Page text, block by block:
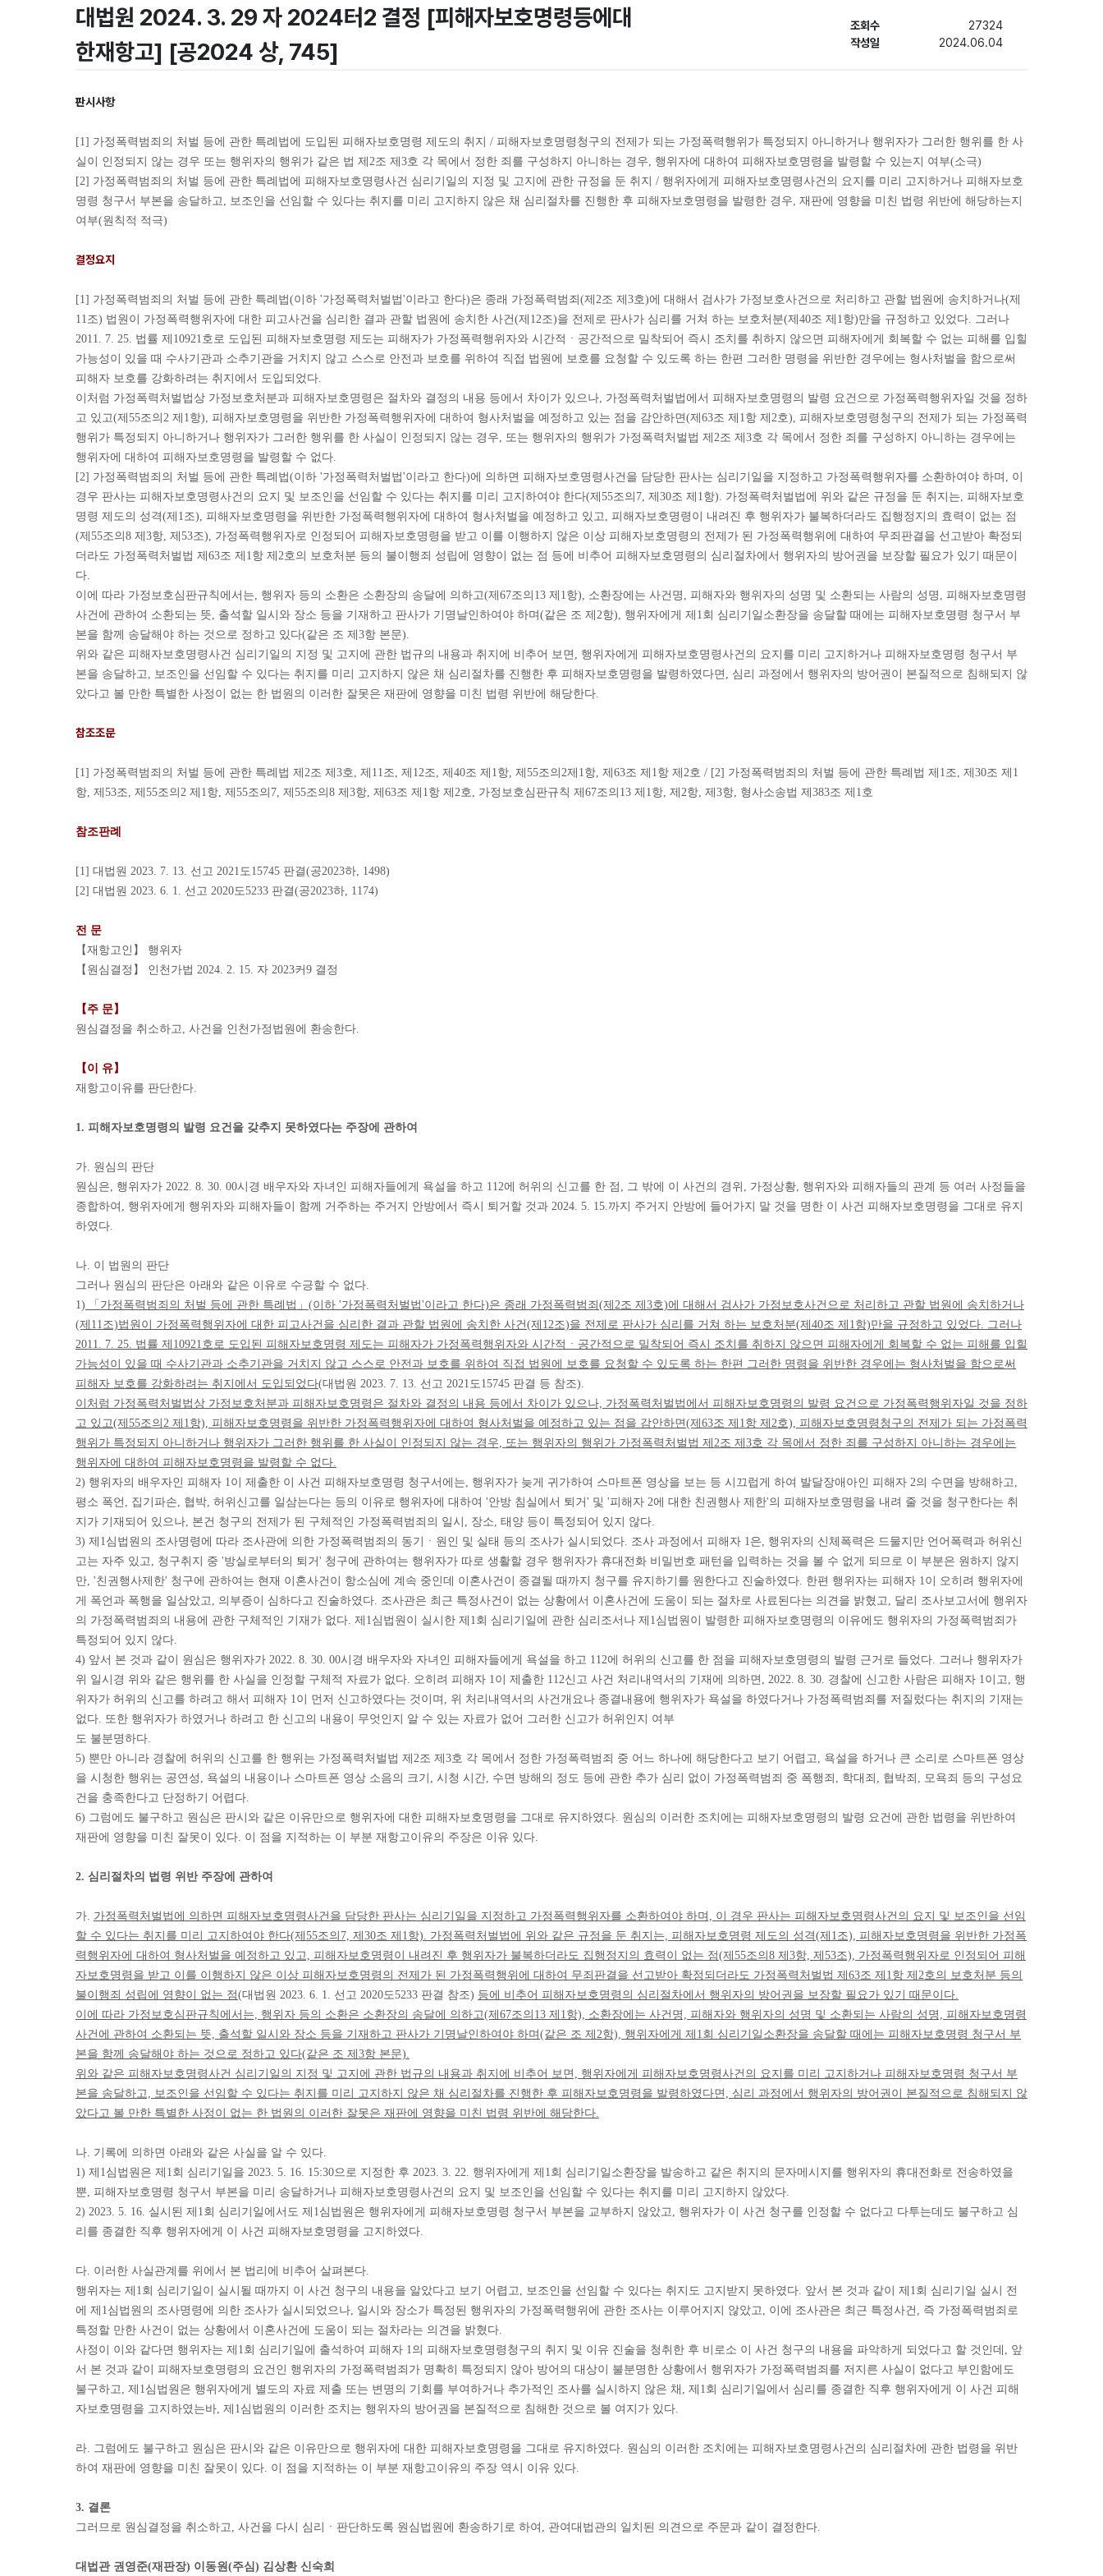
대법원 2024. 3. 29 자 2024터2 결정 [피해자보호명령등에대
한재항고] [공2024 상, 745]
조회수
27324
작성일
2024.06.04
판시사항
[1] 가정폭력범죄의 처벌 등에 관한 특례법에 도입된 피해자보호명령 제도의 취지 / 피해자보호명령청구의 전제가 되는 가정폭력행위가 특정되지 아니하거나 행위자가 그러한 행위를 한 사
실이 인정되지 않는 경우 또는 행위자의 행위가 같은 법 제2조 제3호 각 목에서 정한 죄를 구성하지 아니하는 경우, 행위자에 대하여 피해자보호명령을 발령할 수 있는지 여부(소극)
[2] 가정폭력범죄의 처벌 등에 관한 특례법에 피해자보호명령사건 심리기일의 지정 및 고지에 관한 규정을 둔 취지 / 행위자에게 피해자보호명령사건의 요지를 미리 고지하거나 피해자보호
명령 청구서 부본을 송달하고, 보조인을 선임할 수 있다는 취지를 미리 고지하지 않은 채 심리절차를 진행한 후 피해자보호명령을 발령한 경우, 재판에 영향을 미친 법령 위반에 해당하는지
여부(원칙적 적극)
결정요지
[1] 가정폭력범죄의 처벌 등에 관한 특례법(이하 '가정폭력처벌법'이라고 한다)은 종래 가정폭력범죄(제2조 제3호)에 대해서 검사가 가정보호사건으로 처리하고 관할 법원에 송치하거나(제
11조) 법원이 가정폭력행위자에 대한 피고사건을 심리한 결과 관할 법원에 송치한 사건(제12조)을 전제로 판사가 심리를 거쳐 하는 보호처분(제40조 제1항)만을 규정하고 있었다. 그러나
2011. 7. 25. 법률 제10921호로 도입된 피해자보호명령 제도는 피해자가 가정폭력행위자와 시간적ㆍ공간적으로 밀착되어 즉시 조치를 취하지 않으면 피해자에게 회복할 수 없는 피해를 입힐
가능성이 있을 때 수사기관과 소추기관을 거치지 않고 스스로 안전과 보호를 위하여 직접 법원에 보호를 요청할 수 있도록 하는 한편 그러한 명령을 위반한 경우에는 형사처벌을 함으로써
피해자 보호를 강화하려는 취지에서 도입되었다.
이처럼 가정폭력처벌법상 가정보호처분과 피해자보호명령은 절차와 결정의 내용 등에서 차이가 있으나, 가정폭력처벌법에서 피해자보호명령의 발령 요건으로 가정폭력행위자일 것을 정하
고 있고(제55조의2 제1항), 피해자보호명령을 위반한 가정폭력행위자에 대하여 형사처벌을 예정하고 있는 점을 감안하면(제63조 제1항 제2호), 피해자보호명령청구의 전제가 되는 가정폭력
행위가 특정되지 아니하거나 행위자가 그러한 행위를 한 사실이 인정되지 않는 경우, 또는 행위자의 행위가 가정폭력처벌법 제2조 제3호 각 목에서 정한 죄를 구성하지 아니하는 경우에는
행위자에 대하여 피해자보호명령을 발령할 수 없다.
[2] 가정폭력범죄의 처벌 등에 관한 특례법(이하 '가정폭력처벌법'이라고 한다)에 의하면 피해자보호명령사건을 담당한 판사는 심리기일을 지정하고 가정폭력행위자를 소환하여야 하며, 이
경우 판사는 피해자보호명령사건의 요지 및 보조인을 선임할 수 있다는 취지를 미리 고지하여야 한다(제55조의7, 제30조 제1항). 가정폭력처벌법에 위와 같은 규정을 둔 취지는, 피해자보호
명령 제도의 성격(제1조), 피해자보호명령을 위반한 가정폭력행위자에 대하여 형사처벌을 예정하고 있고, 피해자보호명령이 내려진 후 행위자가 불복하더라도 집행정지의 효력이 없는 점
(제55조의8 제3항, 제53조), 가정폭력행위자로 인정되어 피해자보호명령을 받고 이를 이행하지 않은 이상 피해자보호명령의 전제가 된 가정폭력행위에 대하여 무죄판결을 선고받아 확정되
더라도 가정폭력처벌법 제63조 제1항 제2호의 보호처분 등의 불이행죄 성립에 영향이 없는 점 등에 비추어 피해자보호명령의 심리절차에서 행위자의 방어권을 보장할 필요가 있기 때문이
다.
이에 따라 가정보호심판규칙에서는, 행위자 등의 소환은 소환장의 송달에 의하고(제67조의13 제1항), 소환장에는 사건명, 피해자와 행위자의 성명 및 소환되는 사람의 성명, 피해자보호명령
사건에 관하여 소환되는 뜻, 출석할 일시와 장소 등을 기재하고 판사가 기명날인하여야 하며(같은 조 제2항), 행위자에게 제1회 심리기일소환장을 송달할 때에는 피해자보호명령 청구서 부
본을 함께 송달해야 하는 것으로 정하고 있다(같은 조 제3항 본문).
위와 같은 피해자보호명령사건 심리기일의 지정 및 고지에 관한 법규의 내용과 취지에 비추어 보면, 행위자에게 피해자보호명령사건의 요지를 미리 고지하거나 피해자보호명령 청구서 부
본을 송달하고, 보조인을 선임할 수 있다는 취지를 미리 고지하지 않은 채 심리절차를 진행한 후 피해자보호명령을 발령하였다면, 심리 과정에서 행위자의 방어권이 본질적으로 침해되지 않
았다고 볼 만한 특별한 사정이 없는 한 법원의 이러한 잘못은 재판에 영향을 미친 법령 위반에 해당한다.
참조조문
[1] 가정폭력범죄의 처벌 등에 관한 특례법 제2조 제3호, 제11조, 제12조, 제40조 제1항, 제55조의2제1항, 제63조 제1항 제2호 / [2] 가정폭력범죄의 처벌 등에 관한 특례법 제1조, 제30조 제1
항, 제53조, 제55조의2 제1항, 제55조의7, 제55조의8 제3항, 제63조 제1항 제2호, 가정보호심판규칙 제67조의13 제1항, 제2항, 제3항, 형사소송법 제383조 제1호
참조판례
[1] 대법원 2023. 7. 13. 선고 2021도15745 판결(공2023하, 1498)
[2] 대법원 2023. 6. 1. 선고 2020도5233 판결(공2023하, 1174)
전 문
【재항고인】 행위자
【원심결정】 인천가법 2024. 2. 15. 자 2023커9 결정
【주 문】
원심결정을 취소하고, 사건을 인천가정법원에 환송한다.
【이 유】
재항고이유를 판단한다.
1. 피해자보호명령의 발령 요건을 갖추지 못하였다는 주장에 관하여
가. 원심의 판단
원심은, 행위자가 2022. 8. 30. 00시경 배우자와 자녀인 피해자들에게 욕설을 하고 112에 허위의 신고를 한 점, 그 밖에 이 사건의 경위, 가정상황, 행위자와 피해자들의 관계 등 여러 사정들을
종합하여, 행위자에게 행위자와 피해자들이 함께 거주하는 주거지 안방에서 즉시 퇴거할 것과 2024. 5. 15.까지 주거지 안방에 들어가지 말 것을 명한 이 사건 피해자보호명령을 그대로 유지
하였다.
나. 이 법원의 판단
그러나 원심의 판단은 아래와 같은 이유로 수긍할 수 없다.
1) 「가정폭력범죄의 처벌 등에 관한 특례법」(이하 '가정폭력처벌법'이라고 한다)은 종래 가정폭력범죄(제2조 제3호)에 대해서 검사가 가정보호사건으로 처리하고 관할 법원에 송치하거나
(제11조)법원이 가정폭력행위자에 대한 피고사건을 심리한 결과 관할 법원에 송치한 사건(제12조)을 전제로 판사가 심리를 거쳐 하는 보호처분(제40조 제1항)만을 규정하고 있었다. 그러나
2011. 7. 25. 법률 제10921호로 도입된 피해자보호명령 제도는 피해자가 가정폭력행위자와 시간적ㆍ공간적으로 밀착되어 즉시 조치를 취하지 않으면 피해자에게 회복할 수 없는 피해를 입힐
가능성이 있을 때 수사기관과 소추기관을 거치지 않고 스스로 안전과 보호를 위하여 직접 법원에 보호를 요청할 수 있도록 하는 한편 그러한 명령을 위반한 경우에는 형사처벌을 함으로써
피해자 보호를 강화하려는 취지에서 도입되었다(대법원 2023. 7. 13. 선고 2021도15745 판결 등 참조).
이처럼 가정폭력처벌법상 가정보호처분과 피해자보호명령은 절차와 결정의 내용 등에서 차이가 있으나, 가정폭력처벌법에서 피해자보호명령의 발령 요건으로 가정폭력행위자일 것을 정하
고 있고(제55조의2 제1항), 피해자보호명령을 위반한 가정폭력행위자에 대하여 형사처벌을 예정하고 있는 점을 감안하면(제63조 제1항 제2호), 피해자보호명령청구의 전제가 되는 가정폭력
행위가 특정되지 아니하거나 행위자가 그러한 행위를 한 사실이 인정되지 않는 경우, 또는 행위자의 행위가 가정폭력처벌법 제2조 제3호 각 목에서 정한 죄를 구성하지 아니하는 경우에는
행위자에 대하여 피해자보호명령을 발령할 수 없다.
2) 행위자의 배우자인 피해자 1이 제출한 이 사건 피해자보호명령 청구서에는, 행위자가 늦게 귀가하여 스마트폰 영상을 보는 등 시끄럽게 하여 발달장애아인 피해자 2의 수면을 방해하고,
평소 폭언, 집기파손, 협박, 허위신고를 일삼는다는 등의 이유로 행위자에 대하여 '안방 침실에서 퇴거' 및 '피해자 2에 대한 친권행사 제한'의 피해자보호명령을 내려 줄 것을 청구한다는 취
지가 기재되어 있으나, 본건 청구의 전제가 된 구체적인 가정폭력범죄의 일시, 장소, 태양 등이 특정되어 있지 않다.
3) 제1심법원의 조사명령에 따라 조사관에 의한 가정폭력범죄의 동기ㆍ원인 및 실태 등의 조사가 실시되었다. 조사 과정에서 피해자 1은, 행위자의 신체폭력은 드물지만 언어폭력과 허위신
고는 자주 있고, 청구취지 중 '방실로부터의 퇴거' 청구에 관하여는 행위자가 따로 생활할 경우 행위자가 휴대전화 비밀번호 패턴을 입력하는 것을 볼 수 없게 되므로 이 부분은 원하지 않지
만, '친권행사제한' 청구에 관하여는 현재 이혼사건이 항소심에 계속 중인데 이혼사건이 종결될 때까지 청구를 유지하기를 원한다고 진술하였다. 한편 행위자는 피해자 1이 오히려 행위자에
게 폭언과 폭행을 일삼았고, 의부증이 심하다고 진술하였다. 조사관은 최근 특정사건이 없는 상황에서 이혼사건에 도움이 되는 절차로 사료된다는 의견을 밝혔고, 달리 조사보고서에 행위자
의 가정폭력범죄의 내용에 관한 구체적인 기재가 없다. 제1심법원이 실시한 제1회 심리기일에 관한 심리조서나 제1심법원이 발령한 피해자보호명령의 이유에도 행위자의 가정폭력범죄가
특정되어 있지 않다.
4) 앞서 본 것과 같이 원심은 행위자가 2022. 8. 30. 00시경 배우자와 자녀인 피해자들에게 욕설을 하고 112에 허위의 신고를 한 점을 피해자보호명령의 발령 근거로 들었다. 그러나 행위자가
위 일시경 위와 같은 행위를 한 사실을 인정할 구체적 자료가 없다. 오히려 피해자 1이 제출한 112신고 사건 처리내역서의 기재에 의하면, 2022. 8. 30. 경찰에 신고한 사람은 피해자 1이고, 행
위자가 허위의 신고를 하려고 해서 피해자 1이 먼저 신고하였다는 것이며, 위 처리내역서의 사건개요나 종결내용에 행위자가 욕설을 하였다거나 가정폭력범죄를 저질렀다는 취지의 기재는
없다. 또한 행위자가 하였거나 하려고 한 신고의 내용이 무엇인지 알 수 있는 자료가 없어 그러한 신고가 허위인지 여부
도 불분명하다.
5) 뿐만 아니라 경찰에 허위의 신고를 한 행위는 가정폭력처벌법 제2조 제3호 각 목에서 정한 가정폭력범죄 중 어느 하나에 해당한다고 보기 어렵고, 욕설을 하거나 큰 소리로 스마트폰 영상
을 시청한 행위는 공연성, 욕설의 내용이나 스마트폰 영상 소음의 크기, 시청 시간, 수면 방해의 정도 등에 관한 추가 심리 없이 가정폭력범죄 중 폭행죄, 학대죄, 협박죄, 모욕죄 등의 구성요
건을 충족한다고 단정하기 어렵다.
6) 그럼에도 불구하고 원심은 판시와 같은 이유만으로 행위자에 대한 피해자보호명령을 그대로 유지하였다. 원심의 이러한 조치에는 피해자보호명령의 발령 요건에 관한 법령을 위반하여
재판에 영향을 미친 잘못이 있다. 이 점을 지적하는 이 부분 재항고이유의 주장은 이유 있다.
2. 심리절차의 법령 위반 주장에 관하여
가. 가정폭력처벌법에 의하면 피해자보호명령사건을 담당한 판사는 심리기일을 지정하고 가정폭력행위자를 소환하여야 하며, 이 경우 판사는 피해자보호명령사건의 요지 및 보조인을 선임
할 수 있다는 취지를 미리 고지하여야 한다(제55조의7, 제30조 제1항). 가정폭력처벌법에 위와 같은 규정을 둔 취지는, 피해자보호명령 제도의 성격(제1조), 피해자보호명령을 위반한 가정폭
력행위자에 대하여 형사처벌을 예정하고 있고, 피해자보호명령이 내려진 후 행위자가 불복하더라도 집행정지의 효력이 없는 점(제55조의8 제3항, 제53조), 가정폭력행위자로 인정되어 피해
자보호명령을 받고 이를 이행하지 않은 이상 피해자보호명령의 전제가 된 가정폭력행위에 대하여 무죄판결을 선고받아 확정되더라도 가정폭력처벌법 제63조 제1항 제2호의 보호처분 등의
불이행죄 성립에 영향이 없는 점(대법원 2023. 6. 1. 선고 2020도5233 판결 참조) 등에 비추어 피해자보호명령의 심리절차에서 행위자의 방어권을 보장할 필요가 있기 때문이다.
이에 따라 가정보호심판규칙에서는, 행위자 등의 소환은 소환장의 송달에 의하고(제67조의13 제1항), 소환장에는 사건명, 피해자와 행위자의 성명 및 소환되는 사람의 성명, 피해자보호명령
사건에 관하여 소환되는 뜻, 출석할 일시와 장소 등을 기재하고 판사가 기명날인하여야 하며(같은 조 제2항), 행위자에게 제1회 심리기일소환장을 송달할 때에는 피해자보호명령 청구서 부
본을 함께 송달해야 하는 것으로 정하고 있다(같은 조 제3항 본문).
위와 같은 피해자보호명령사건 심리기일의 지정 및 고지에 관한 법규의 내용과 취지에 비추어 보면, 행위자에게 피해자보호명령사건의 요지를 미리 고지하거나 피해자보호명령 청구서 부
본을 송달하고, 보조인을 선임할 수 있다는 취지를 미리 고지하지 않은 채 심리절차를 진행한 후 피해자보호명령을 발령하였다면, 심리 과정에서 행위자의 방어권이 본질적으로 침해되지 않
았다고 볼 만한 특별한 사정이 없는 한 법원의 이러한 잘못은 재판에 영향을 미친 법령 위반에 해당한다.
나. 기록에 의하면 아래와 같은 사실을 알 수 있다.
1) 제1심법원은 제1회 심리기일을 2023. 5. 16. 15:30으로 지정한 후 2023. 3. 22. 행위자에게 제1회 심리기일소환장을 발송하고 같은 취지의 문자메시지를 행위자의 휴대전화로 전송하였을
뿐, 피해자보호명령 청구서 부본을 미리 송달하거나 피해자보호명령사건의 요지 및 보조인을 선임할 수 있다는 취지를 미리 고지하지 않았다.
2) 2023. 5. 16. 실시된 제1회 심리기일에서도 제1심법원은 행위자에게 피해자보호명령 청구서 부본을 교부하지 않았고, 행위자가 이 사건 청구를 인정할 수 없다고 다투는데도 불구하고 심
리를 종결한 직후 행위자에게 이 사건 피해자보호명령을 고지하였다.
다. 이러한 사실관계를 위에서 본 법리에 비추어 살펴본다.
행위자는 제1회 심리기일이 실시될 때까지 이 사건 청구의 내용을 알았다고 보기 어렵고, 보조인을 선임할 수 있다는 취지도 고지받지 못하였다. 앞서 본 것과 같이 제1회 심리기일 실시 전
에 제1심법원의 조사명령에 의한 조사가 실시되었으나, 일시와 장소가 특정된 행위자의 가정폭력행위에 관한 조사는 이루어지지 않았고, 이에 조사관은 최근 특정사건, 즉 가정폭력범죄로
특정할 만한 사건이 없는 상황에서 이혼사건에 도움이 되는 절차라는 의견을 밝혔다.
사정이 이와 같다면 행위자는 제1회 심리기일에 출석하여 피해자 1의 피해자보호명령청구의 취지 및 이유 진술을 청취한 후 비로소 이 사건 청구의 내용을 파악하게 되었다고 할 것인데, 앞
서 본 것과 같이 피해자보호명령의 요건인 행위자의 가정폭력범죄가 명확히 특정되지 않아 방어의 대상이 불분명한 상황에서 행위자가 가정폭력범죄를 저지른 사실이 없다고 부인함에도
불구하고, 제1심법원은 행위자에게 별도의 자료 제출 또는 변명의 기회를 부여하거나 추가적인 조사를 실시하지 않은 채, 제1회 심리기일에서 심리를 종결한 직후 행위자에게 이 사건 피해
자보호명령을 고지하였는바, 제1심법원의 이러한 조치는 행위자의 방어권을 본질적으로 침해한 것으로 볼 여지가 있다.
라. 그럼에도 불구하고 원심은 판시와 같은 이유만으로 행위자에 대한 피해자보호명령을 그대로 유지하였다. 원심의 이러한 조치에는 피해자보호명령사건의 심리절차에 관한 법령을 위반
하여 재판에 영향을 미친 잘못이 있다. 이 점을 지적하는 이 부분 재항고이유의 주장 역시 이유 있다.
3. 결론
그러므로 원심결정을 취소하고, 사건을 다시 심리ㆍ판단하도록 원심법원에 환송하기로 하여, 관여대법관의 일치된 의견으로 주문과 같이 결정한다.
대법관 권영준(재판장) 이동원(주심) 김상환 신숙희